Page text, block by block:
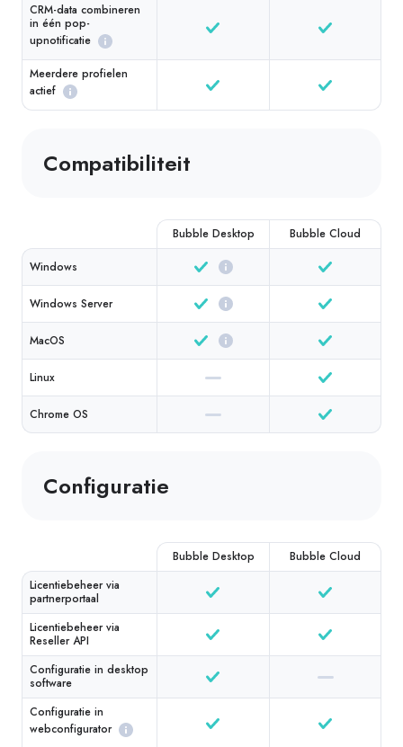
CRM-data combineren
in één pop-
upnotificatie
Meerdere profielen
actief
Compatibiliteit
Bubble Desktop Bubble Cloud
Windows
Windows Server
MacOS
Linux
Chrome OS
Configuratie
Bubble Desktop
Bubble Cloud
Licentiebeheer via
partnerportaal
Licentiebeheer via
Reseller API
Configuratie in desktop
software
Configuratie in
webconfigurator